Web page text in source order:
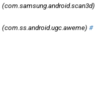
(com.samsung.android.scan3d)
(com.ss.android.ugc.aweme) #